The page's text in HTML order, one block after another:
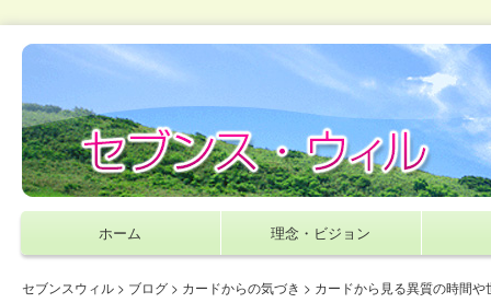
ホーム 理念・ビジョン
セブンスウィル > ブログ > カードからの気づき > カードから見る異質の時間や